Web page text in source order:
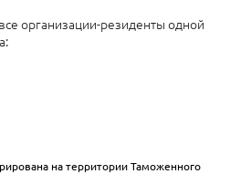
организации-резиденты одной
на территории Таможенного